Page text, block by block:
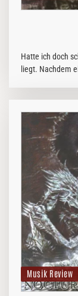
Hatte ich doch
liegt. Nachdem
Musik Review